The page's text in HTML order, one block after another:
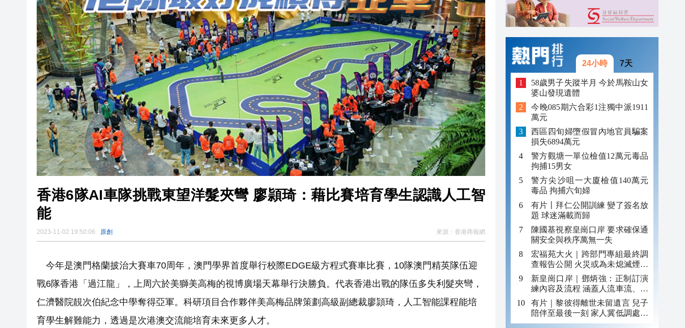
香港6隊AI車隊挑戰東望洋髮夾彎 廖頴琦：藉比賽培育學生認識人工智
能
2023-11-02 19:50:06 原創 來源： 香港商報網
今年是澳門格蘭披治大賽車70周年，澳門學界首度舉行校際EDGE級方程式賽車比賽，10隊澳門精英隊伍迎
戰6隊香港「過江龍」，上周六於美獅美高梅的視博廣場天幕舉行決勝負。代表香港出戰的隊伍多失利髮夾彎，
仁濟醫院靚次伯紀念中學奪得亞軍。科研項目合作夥伴美高梅品牌策劃高級副總裁廖頴琦，人工智能課程能培
育學生解難能力，透過是次港澳交流能培育未來更多人才。
24小時 7天
58歲男子失蹤半月 今於馬鞍山女
婆山發現遺體
今晚085期六合彩1注獨中派1911
萬元
西區四旬婦墮假冒內地官員騙案
損失6894萬元
警方觀塘一單位檢值12萬元毒品
拘捕15男女
警方尖沙咀一大廈檢值140萬元
毒品 拘捕六旬婦
有片〡拜仁公開訓練 變了簽名放
題 球迷滿載而歸
陳國基視察皇崗口岸 要求確保通
關安全與秩序萬無一失
宏福苑大火｜跨部門專組最終調
查報告公開 火災或為未熄滅煙頭
引發
新皇崗口岸｜鄧炳強：正制訂演
練內容及流程 涵蓋人流車流、緊
急應變等
有片｜黎彼得離世未留遺言 兒子
陪伴至最後一刻 家人冀低調處理
後事